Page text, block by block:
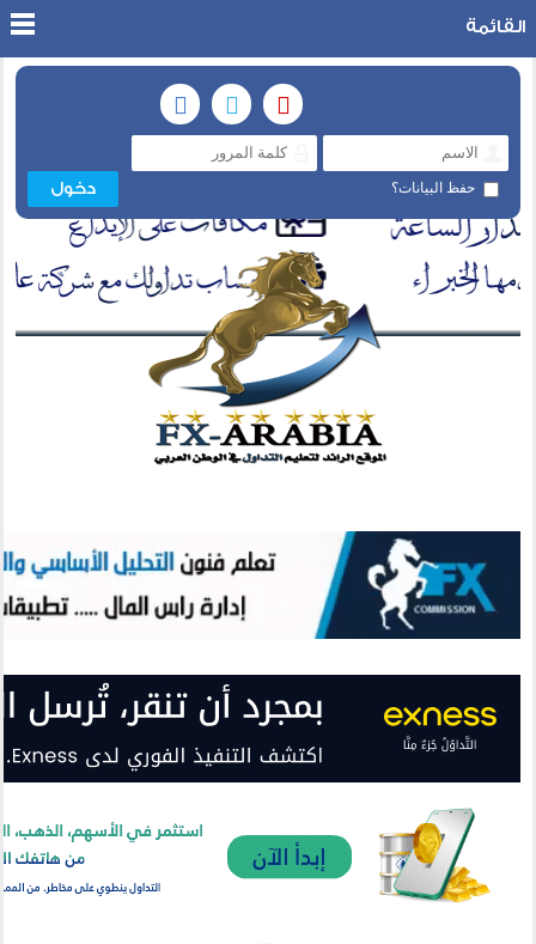
حفظ البيانات؟
القائمة